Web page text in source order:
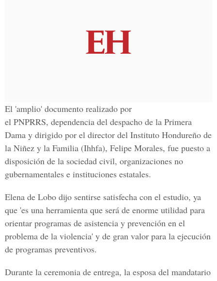
El 'amplio' documento realizado por
el PNPRRS, dependencia del despacho de la Primera
Dama y dirigido por el director del Instituto Hondureño de
la Niñez y la Familia (Ihhfa), Felipe Morales, fue puesto a
disposición de la sociedad civil, organizaciones no
gubernamentales e instituciones estatales.
Elena de Lobo dijo sentirse satisfecha con el estudio, ya
que 'es una herramienta que será de enorme utilidad para
orientar programas de asistencia y prevención en el
problema de la violencia' y de gran valor para la ejecución
de programas preventivos.
Durante la ceremonia de entrega, la esposa del mandatario